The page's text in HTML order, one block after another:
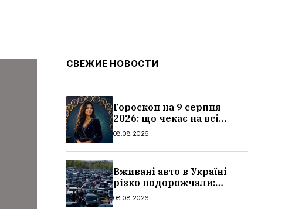
СВЕЖИЕ НОВОСТИ
Гороскоп на 9 серпня
2026: що чекає на всі
знаки зодіаку
08.08.2026
Вживані авто в Україні
різко подорожчали:
причини, які машини
08.08.2026